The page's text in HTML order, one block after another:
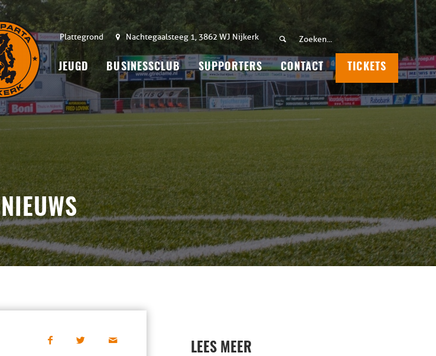
Plattegrond Nachtegaalsteeg 1, 3862 WJ Nijkerk
JEUGD BUSINESSCLUB SUPPORTERS CONTACT TICKETS
NIEUWS
LEES MEER